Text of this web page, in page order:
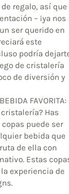
regalo, así que
– ¡ya nos
ser querido en
este
podría
de cristalería
de diversión y
FAVORITA:
Has
puede ser
bebida que
de ella con
Estas
experiencia de